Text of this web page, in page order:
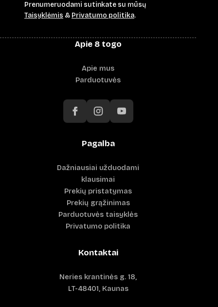
Prenumeruodami sutinkate su mūsų
Taisyklėmis & Privatumo politika.
Apie 8 togo
Apie mus
Parduotuvės
Pagalba
Dažniausiai užduodami
klausimai
Prekių pristatymas
Prekių grąžinimas
Parduotuvės taisyklės
Privatumo politika
Kontaktai
Neries krantinės g. 18,
LT-48401, Kaunas